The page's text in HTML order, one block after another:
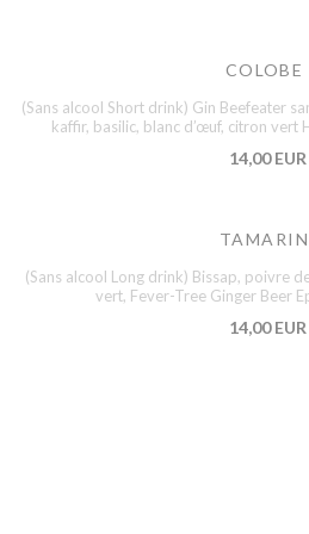
COLOBE
(Sans alcool Short drink) Gin Beefeater
kaffir, basilic, blanc d’œuf, citron vert
14,00 EUR
TAMARIN
(Sans alcool Long drink) Bissap, poivre
vert, Fever-Tree Ginger Beer
14,00 EUR